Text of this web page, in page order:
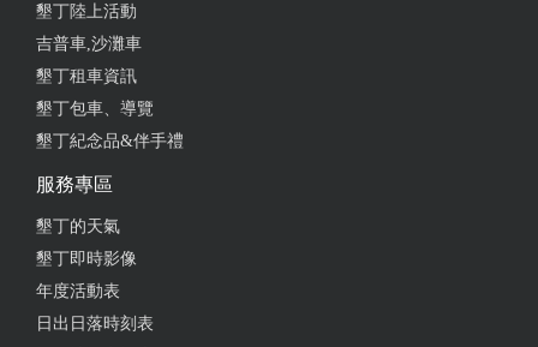
鬆餅真的好吃 雞肉飯也很好吃尤其加一顆半熟蛋！讓
人還想再多吃一份 老闆跟老闆娘態度也很好
煙燻牛肉大滿貫
墾丁陸上活動
吉普車,沙灘車
墾丁租車資訊
墾丁包車、導覽
墾丁紀念品&伴手禮
服務專區
墾丁的天氣
墾丁即時影像
年度活動表
日出日落時刻表